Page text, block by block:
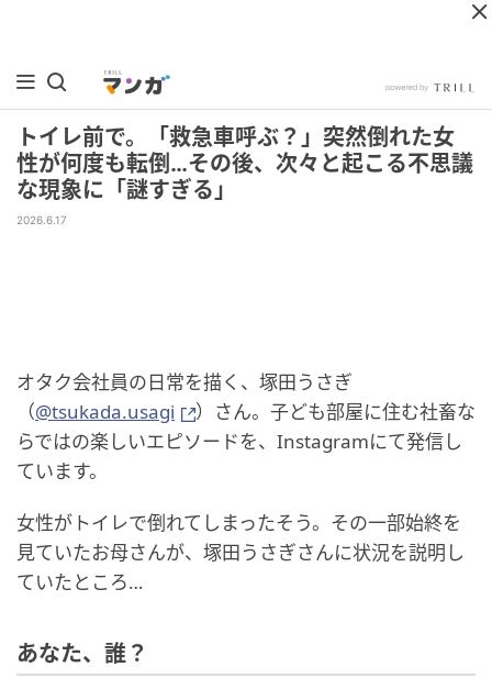
トイレ前で。「救急車呼ぶ？」突然倒れた女
性が何度も転倒…その後、次々と起こる不思議
な現象に「謎すぎる」
2026.6.17
オタク会社員の日常を描く、塚田うさぎ
（@tsukada.usagi
）さん。子ども部屋に住む社畜な
らではの楽しいエピソードを、Instagramにて発信し
ています。
女性がトイレで倒れてしまったそう。その一部始終を
見ていたお母さんが、塚田うさぎさんに状況を説明し
ていたところ…
あなた、誰？